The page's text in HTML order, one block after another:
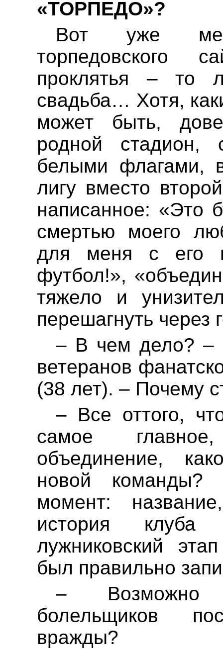
«ТОРПЕДО»?
Вот уже
торпедовского
проклятья – то
свадьба… Хотя,
может быть,
родной стадион,
белыми флагами,
лигу вместо
написанное: «Это
смертью моего
для меня с его
футбол!»,
тяжело и
перешагнуть
– В чем дело? –
ветеранов
(38 лет). – Почему
– Все оттого,
самое
объединение,
новой
момент:
история
лужниковский
был правильно
– Возможно
болельщиков
вражды?